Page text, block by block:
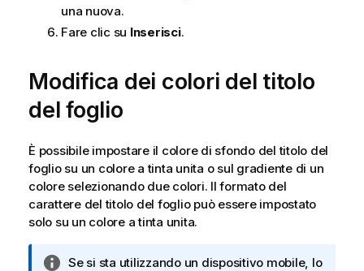
una nuova.
Fare clic su Inserisci.
Modifica dei colori del titolo
del foglio
È possibile impostare il colore di sfondo del titolo del
foglio su un colore a tinta unita o sul gradiente di un
colore selezionando due colori. Il formato del
carattere del titolo del foglio può essere impostato
solo su un colore a tinta unita.
N
Se si sta utilizzando un dispositivo mobile, lo